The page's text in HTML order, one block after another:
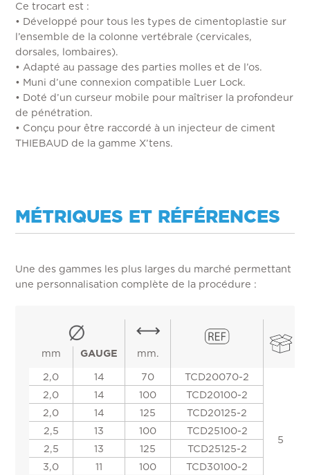
Ce trocart est :
• Développé pour tous les types de cimentoplastie sur
l’ensemble de la colonne vertébrale (cervicales,
dorsales, lombaires).
• Adapté au passage des parties molles et de l’os.
• Muni d’une connexion compatible Luer Lock.
• Doté d’un curseur mobile pour maîtriser la profondeur
de pénétration.
• Conçu pour être raccordé à un injecteur de ciment
THIEBAUD de la gamme X’tens.
MÉTRIQUES ET RÉFÉRENCES
Une des gammes les plus larges du marché permettant
une personnalisation complète de la procédure :
mm
2,0
2,0
2,0
2,5
2,5
3,0
GAUGE
14
14
14
13
13
11
mm.
70
100
125
100
125
100
TCD20070-2
TCD20100-2
TCD20125-2
TCD25100-2
TCD25125-2
TCD30100-2
5